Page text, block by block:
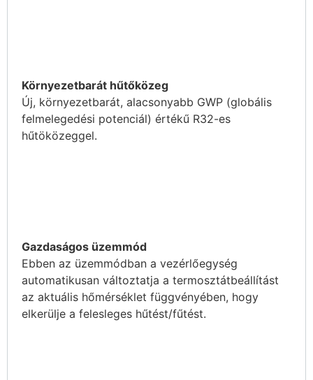
Környezetbarát hűtőközeg
Új, környezetbarát, alacsonyabb GWP (globális
felmelegedési potenciál) értékű R32-es
hűtöközeggel.
Gazdaságos üzemmód
Ebben az üzemmódban a vezérlőegység
automatikusan változtatja a termosztátbeállítást
az aktuális hőmérséklet függvényében, hogy
elkerülje a felesleges hűtést/fűtést.